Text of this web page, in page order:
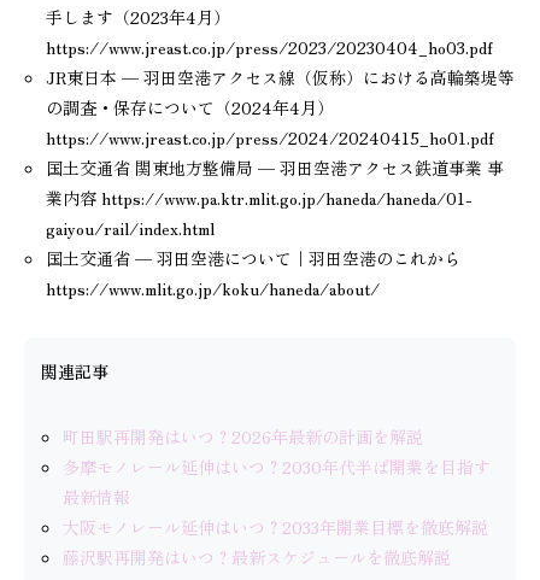
手します（2023年4月）
https://www.jreast.co.jp/press/2023/20230404_ho03.pdf
JR東日本 — 羽田空港アクセス線（仮称）における高輪築堤等
の調査・保存について（2024年4月）
https://www.jreast.co.jp/press/2024/20240415_ho01.pdf
国土交通省 関東地方整備局 — 羽田空港アクセス鉄道事業 事
業内容 https://www.pa.ktr.mlit.go.jp/haneda/haneda/01-
gaiyou/rail/index.html
国土交通省 — 羽田空港について｜羽田空港のこれから
https://www.mlit.go.jp/koku/haneda/about/
関連記事
町田駅再開発はいつ？2026年最新の計画を解説
多摩モノレール延伸はいつ？2030年代半ば開業を目指す
最新情報
大阪モノレール延伸はいつ？2033年開業目標を徹底解説
藤沢駅再開発はいつ？最新スケジュールを徹底解説